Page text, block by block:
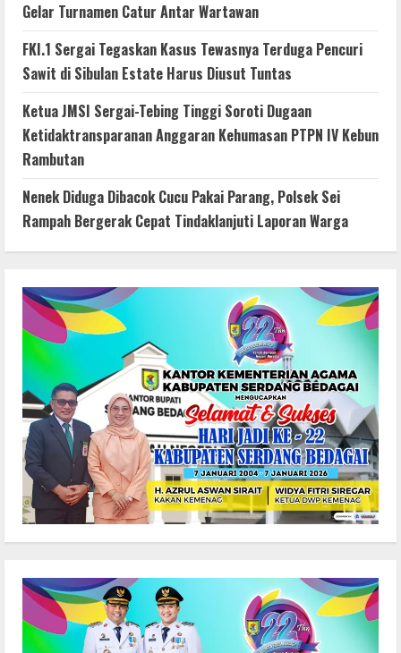
Gelar Turnamen Catur Antar Wartawan
FKI.1 Sergai Tegaskan Kasus Tewasnya Terduga Pencuri
Sawit di Sibulan Estate Harus Diusut Tuntas
Ketua JMSI Sergai-Tebing Tinggi Soroti Dugaan
Ketidaktransparanan Anggaran Kehumasan PTPN IV Kebun
Rambutan
Nenek Diduga Dibacok Cucu Pakai Parang, Polsek Sei
Rampah Bergerak Cepat Tindaklanjuti Laporan Warga